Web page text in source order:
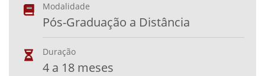
Modalidade
Pós-Graduação a Distância
Duração
4 a 18 meses